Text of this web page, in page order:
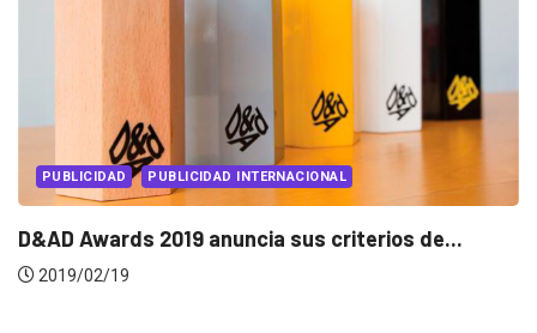
PUBLICIDAD PUBLICIDAD INTERNACIONAL
Walmart revive a los carros más icónicos...
2019/01/08